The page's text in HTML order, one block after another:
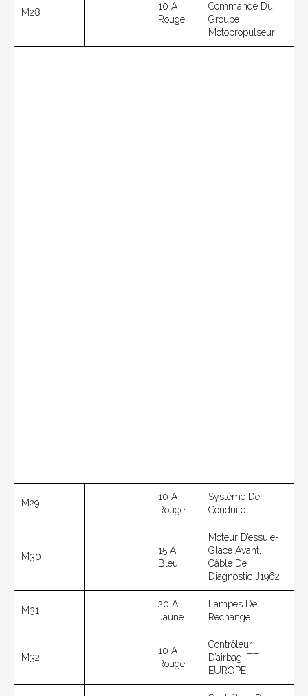
M28
10 A
Rouge
Commande Du
Groupe
Motopropulseur
M29
10 A
Rouge
Système De
Conduite
M30
15 A
Bleu
Moteur D’essuie-
Glace Avant,
Câble De
Diagnostic J1962
M31
20 A
Jaune
Lampes De
Rechange
M32
10 A
Rouge
Contrôleur
D’airbag, TT
EUROPE